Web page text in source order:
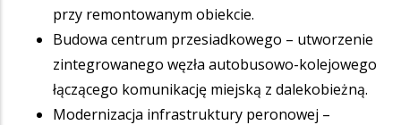
przy remontowanym obiekcie.
Budowa centrum przesiadkowego – utworzenie
zintegrowanego węzła autobusowo-kolejowego
łączącego komunikację miejską z dalekobieżną.
Modernizacja infrastruktury peronowej –